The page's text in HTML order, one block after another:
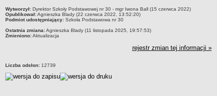
Specjalny Ośrodek nr 1
Specjalny Ośrodek nr 5
BURSA MIEJSKA
Statut
Majątek
metryczka
Wytworzył: Dyrektor Szkoły Podstawowej nr 30 - mgr Iwona Ball (15 czerwca 2022)
Opublikował:Agnieszka Blady (22 czerwca 2022, 13:52:20)
Podmiot udostępniający: Szkoła Podstawowa nr 30
Ostatnia zmiana:Agnieszka Blady (11 listopada 2025, 19:57:53)
Zmieniono:Aktualizacja
rejestr zmian tej informacji »
Liczba odsłon: 12739